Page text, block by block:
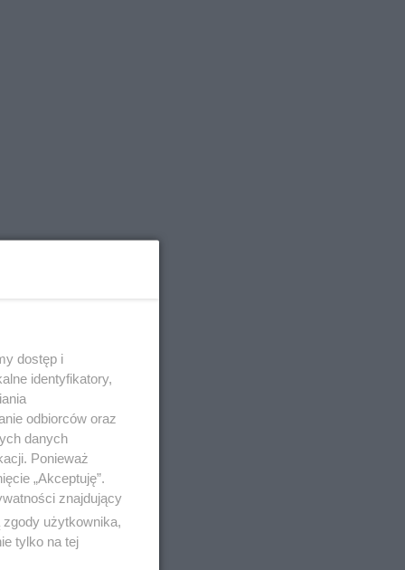
dostęp i
identyfikatory,
odbiorców oraz
danych
Ponieważ
„Akceptuję”.
znajdujący
użytkownika,
tylko na tej